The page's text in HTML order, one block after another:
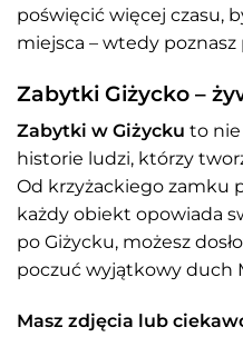
poświęcić więcej czasu,
miejsca – wtedy
Zabytki Giżycko –
Zabytki w Giżycku to nie
historie ludzi, którzy
Od krzyżackiego zamku
każdy obiekt opowiada
po Giżycku, możesz
poczuć wyjątkowy duch
Masz zdjęcia lub